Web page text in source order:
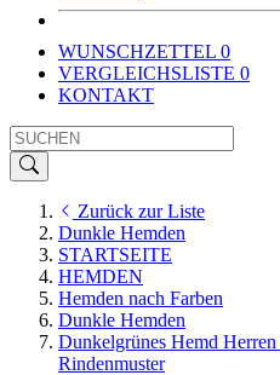
WUNSCHZETTEL 0
VERGLEICHSLISTE 0
KONTAKT
Zurück zur Liste
Dunkle Hemden
STARTSEITE
HEMDEN
Hemden nach Farben
Dunkle Hemden
Dunkelgrünes Hemd
Rindenmuster